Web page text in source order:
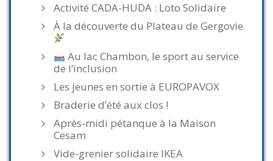
Activité CADA-HUDA : Loto Solidaire
À la découverte du Plateau de Gergovie
Au lac Chambon, le sport au service
de l’inclusion
Les jeunes en sortie à EUROPAVOX
Braderie d’été aux clos !
Après-midi pétanque à la Maison
Cesam
Vide-grenier solidaire IKEA